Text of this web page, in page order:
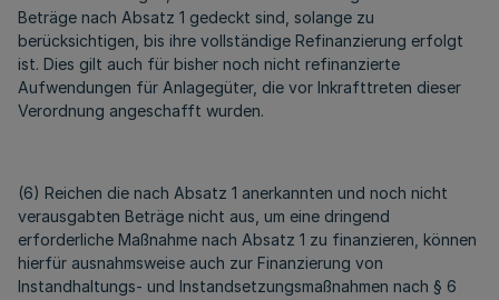
Beträge nach Absatz 1 gedeckt sind, solange zu
berücksichtigen, bis ihre vollständige Refinanzierung erfolgt
ist. Dies gilt auch für bisher noch nicht refinanzierte
Aufwendungen für Anlagegüter, die vor Inkrafttreten dieser
Verordnung angeschafft wurden.
(6) Reichen die nach Absatz 1 anerkannten und noch nicht
verausgabten Beträge nicht aus, um eine dringend
erforderliche Maßnahme nach Absatz 1 zu finanzieren, können
hierfür ausnahmsweise auch zur Finanzierung von
Instandhaltungs- und Instandsetzungsmaßnahmen nach § 6